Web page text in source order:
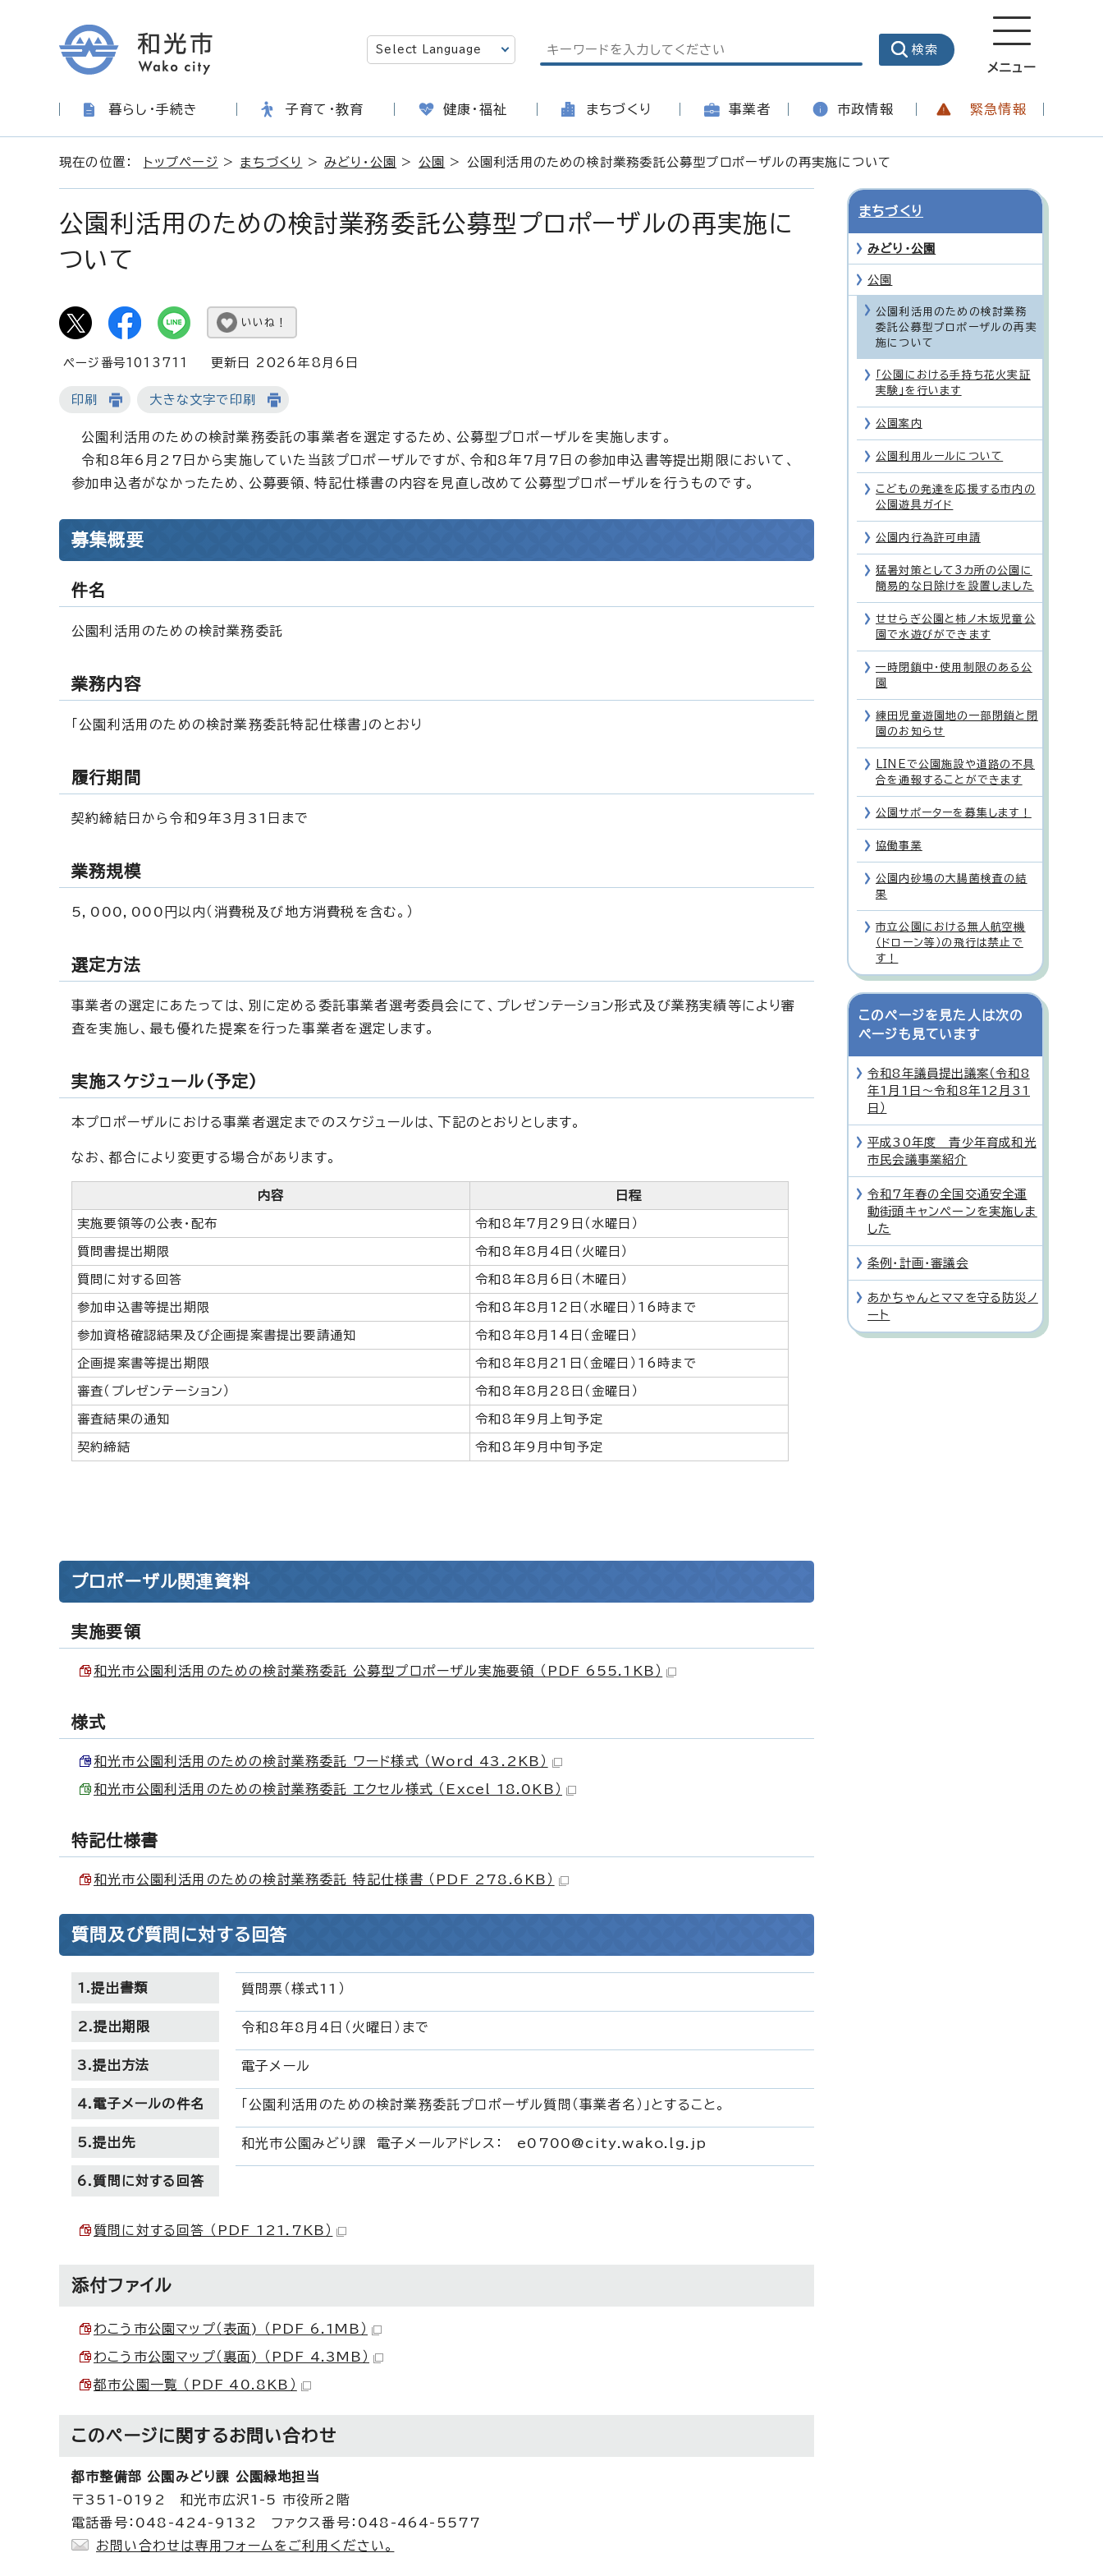
メニュー
暮らし・手続き 子育て・教育 健康・福祉 まちづくり 事業者 市政情報 緊急情報
現在の位置： トップページ > まちづくり > みどり・公園 > 公園 > 公園利活用のための検討業務委託公募型プロポーザルの再実施について
公園利活用のための検討業務委託公募型プロポーザルの再実施に
ついて
いいね！
ページ番号1013711 更新日 2026年8月6日
印刷 大きな文字で印刷
公園利活用のための検討業務委託の事業者を選定するため、公募型プロポーザルを実施します。
令和8年6月27日から実施していた当該プロポーザルですが、令和8年7月7日の参加申込書等提出期限において、
参加申込者がなかったため、公募要領、特記仕様書の内容を見直し改めて公募型プロポーザルを行うものです。
募集概要
件名
公園利活用のための検討業務委託
業務内容
「公園利活用のための検討業務委託特記仕様書」のとおり
履行期間
契約締結日から令和9年3月31日まで
業務規模
5，000，000円以内（消費税及び地方消費税を含む。）
選定方法
事業者の選定にあたっては、別に定める委託事業者選考委員会にて、プレゼンテーション形式及び業務実績等により審
査を実施し、最も優れた提案を行った事業者を選定します。
実施スケジュール（予定）
本プロポーザルにおける事業者選定までのスケジュールは、下記のとおりとします。
なお、都合により変更する場合があります。
内容 日程
実施要領等の公表・配布 令和8年7月29日（水曜日）
質問書提出期限 令和8年8月4日（火曜日）
質問に対する回答 令和8年8月6日（木曜日）
参加申込書等提出期限 令和8年8月12日（水曜日）16時まで
参加資格確認結果及び企画提案書提出要請通知 令和8年8月14日（金曜日）
企画提案書等提出期限 令和8年8月21日（金曜日）16時まで
審査（プレゼンテーション） 令和8年8月28日（金曜日）
審査結果の通知 令和8年9月上旬予定
契約締結 令和8年9月中旬予定
プロポーザル関連資料
実施要領
和光市公園利活用のための検討業務委託 公募型プロポーザル実施要領 （PDF 655.1KB）
様式
和光市公園利活用のための検討業務委託 ワード様式 （Word 43.2KB）
和光市公園利活用のための検討業務委託 エクセル様式 （Excel 18.0KB）
特記仕様書
和光市公園利活用のための検討業務委託 特記仕様書 （PDF 278.6KB）
質問及び質問に対する回答
1.提出書類 質問票（様式11）
2.提出期限 令和8年8月4日（火曜日）まで
3.提出方法 電子メール
4.電子メールの件名 「公園利活用のための検討業務委託プロポーザル質問（事業者名）」とすること。
5.提出先 和光市公園みどり課 電子メールアドレス： e0700@city.wako.lg.jp
6.質問に対する回答
質問に対する回答 （PDF 121.7KB）
添付ファイル
わこう市公園マップ（表面) （PDF 6.1MB）
わこう市公園マップ（裏面) （PDF 4.3MB）
都市公園一覧 （PDF 40.8KB）
このページに関するお問い合わせ
都市整備部 公園みどり課 公園緑地担当
〒351-0192 和光市広沢1-5 市役所2階
電話番号：048-424-9132 ファクス番号：048-464-5577
お問い合わせは専用フォームをご利用ください。
まちづくり
みどり・公園
公園
公園利活用のための検討業務
委託公募型プロポーザルの再実
施について
「公園における手持ち花火実証
実験」を行います
公園案内
公園利用ルールについて
こどもの発達を応援する市内の
公園遊具ガイド
公園内行為許可申請
猛暑対策として3カ所の公園に
簡易的な日除けを設置しました
せせらぎ公園と柿ノ木坂児童公
園で水遊びができます
一時閉鎖中・使用制限のある公
園
練田児童遊園地の一部閉鎖と閉
園のお知らせ
LINEで公園施設や道路の不具
合を通報することができます
公園サポーターを募集します！
協働事業
公園内砂場の大腸菌検査の結
果
市立公園における無人航空機
（ドローン等）の飛行は禁止で
す！
このページを見た人は次の
ページも見ています
令和8年議員提出議案（令和8
年1月1日〜令和8年12月31
日）
平成30年度 青少年育成和光
市民会議事業紹介
令和7年春の全国交通安全運
動街頭キャンペーンを実施しま
した
条例・計画・審議会
あかちゃんとママを守る防災ノ
ート